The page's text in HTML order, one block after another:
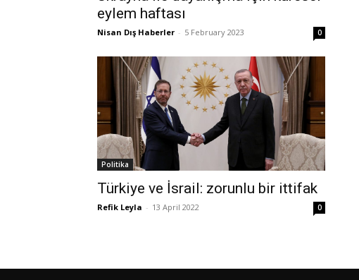
eylem haftası
Nisan Dış Haberler - 5 February 2023 0
Politika
Türkiye ve İsrail: zorunlu bir ittifak
Refik Leyla - 13 April 2022 0